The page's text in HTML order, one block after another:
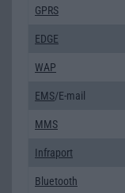
GPRS
EDGE
WAP
EMS/E-mail
MMS
Infraport
Bluetooth